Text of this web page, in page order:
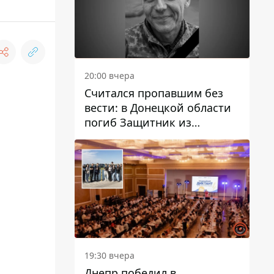
20:00 вчера
Считался пропавшим без
вести: в Донецкой области
погиб Защитник из
Каменского Антон
Красовский
19:30 вчера